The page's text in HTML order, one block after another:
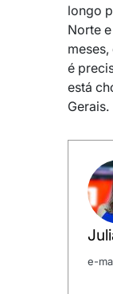
longo
Norte
é
está
Gerais.
e-